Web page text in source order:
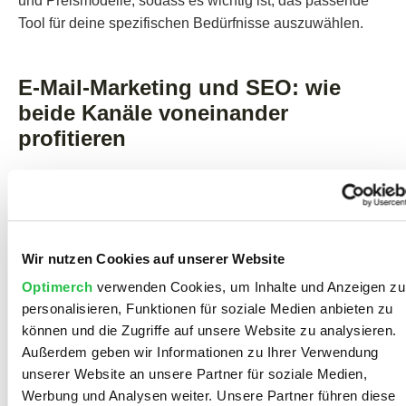
Wir nutzen Cookies auf unserer Website
Optimerchverwenden Cookies, um Inhalte und Anzeigen zu
personalisieren, Funktionen für soziale Medien anbieten zu
können und die Zugriffe auf unsere Website zu analysieren.
Außerdem geben wir Informationen zu Ihrer Verwendung
unserer Website an unsere Partner für soziale Medien,
Werbung und Analysen weiter. Unsere Partner führen diese
Tool für deine spezifischen Bedürfnisse auszuwählen.
E-Mail-Marketing und SEO: wie
beide Kanäle voneinander
profitieren
verfolgen ähnliche Ziele. Beide steigern Reichweite und
Sichtbarkeit, weshalb eine enge Zusammenarbeit mit
verstärken:
Mehr Website-Traffic:Jede E-Mail, die auf
Blogartikel oder Landingpages verlinkt, steigert die